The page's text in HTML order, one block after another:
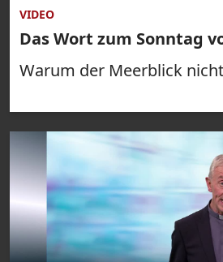
VIDEO
Das Wort zum Sonntag
Warum der Meerblick